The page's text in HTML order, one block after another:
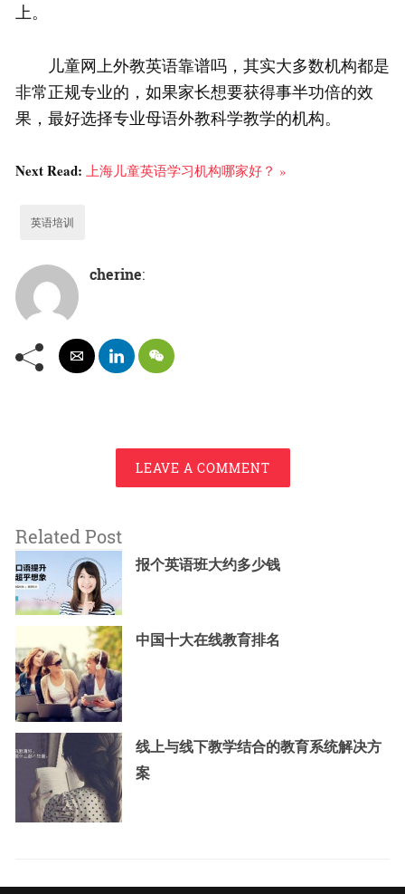
上。
儿童网上外教英语靠谱吗，其实大多数机构都是
非常正规专业的，如果家长想要获得事半功倍的效
果，最好选择专业母语外教科学教学的机构。
Next Read: 上海儿童英语学习机构哪家好？ »
英语培训
cherine:
LEAVE A COMMENT
Related Post
报个英语班大约多少钱
中国十大在线教育排名
线上与线下教学结合的教育系统解决方
案